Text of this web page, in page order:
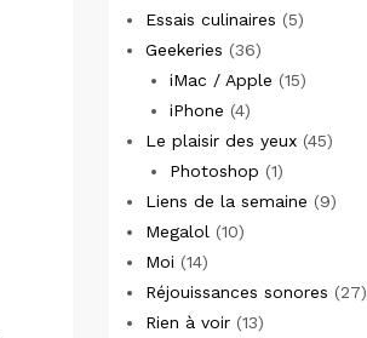
Essais culinaires (5)
Geekeries (36)
iMac / Apple (15)
iPhone (4)
Le plaisir des yeux (45)
Photoshop (1)
Liens de la semaine (9)
Megalol (10)
Moi (14)
Réjouissances sonores (27)
Rien à voir (13)